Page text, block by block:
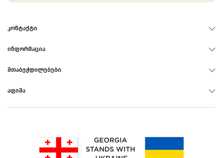
ᲙᲝᲜᲢᲐᲥᲢᲘ
ᲘᲜᲤᲝᲠᲛᲐᲪᲘᲐ
ᲨᲗᲐᲑᲔᲭᲓᲘᲚᲔᲑᲔᲑᲘ
ᲐᲤᲘᲨᲐ